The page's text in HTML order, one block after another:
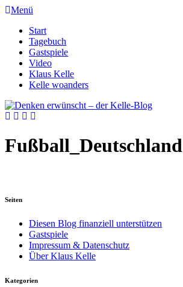
Menü
Start
Tagebuch
Gastspiele
Video
Klaus Kelle
Kelle woanders
Fußball_Deutschland
Seiten
Diesen Blog finanziell unterstützen
Gastspiele
Impressum & Datenschutz
Über Klaus Kelle
Kategorien